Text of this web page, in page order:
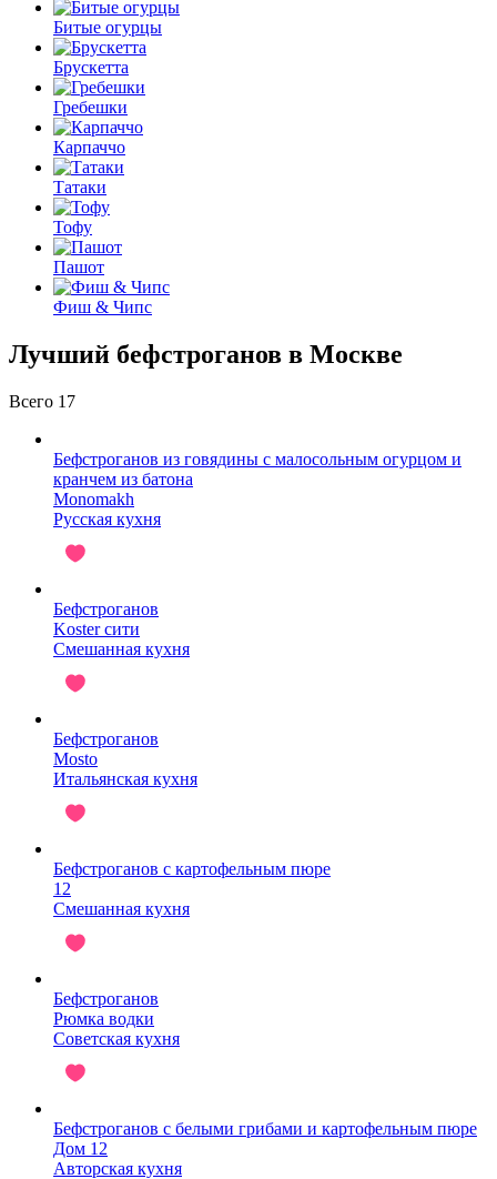
Битые огурцы
Брускетта
Гребешки
Карпаччо
Татаки
Тофу
Пашот
Фиш & Чипс
Лучший бефстроганов в Москве
Всего 17
Бефстроганов из говядины с малосольным огурцом и
кранчем из батона
Monomakh
Русская кухня
Бефстроганов
Koster сити
Смешанная кухня
Бефстроганов
Mosto
Итальянская кухня
Бефстроганов с картофельным пюре
12
Смешанная кухня
Бефстроганов
Рюмка водки
Советская кухня
Бефстроганов с белыми грибами и картофельным пюре
Дом 12
Авторская кухня